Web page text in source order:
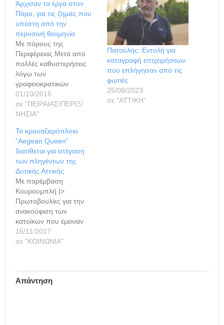
Άρχισαν τα έργα στον
Πόρο, για τις ζημιές που
υπέστη από την
περυσινή θεομηνία
Με πόρους της
Περιφέρειας Μετά από
πολλές καθυστερήσεις
λόγω των
γραφειοκρατικών
διαδικασιών άρχισαν τα
έργα για την
αποκατάσταση των
πλημμύρα του Δεκέμβρη
2014 στον Πόρο. Ο
αντιπεριφερειάρχης
επισκέφθηκε χθες το νησί
του Πόρου και
επιθεώρησε τα
συγκεκριμένα έργα τα
οποία χρηματοδοτούνται
από τον προϋπολογισμό
της Περιφέρειας Αττικής
(ίδιοι…
01/10/2016
σε "ΠΕΙΡΑΙΑΣ/ΠΕΡΙΞ/
ΝΗΣΙΑ"
Πατούλης: Εντολή για
καταγραφή επιχειρήσεων
που επλήγησαν από τις
φωτιές
25/08/2023
σε "ΑΤΤΙΚΗ"
Το κρουαζιερόπλοιο
“Aegean Queen”
διατίθεται για στέγαση
των πληγέντων της
Δυτικής Αττικής
Με παρέμβαση
Κουρουμπλή |>
Πρωτοβουλίες για την
ανακούφιση των
κατοίκων που έμειναν
άστεγοι στις περιοχές των
δήμων Μάνδρας,
Ναυτιλίας και Νησιωτικής
Πολιτικής. Ο υπουργός
16/11/2017
σε "ΚΟΙΝΩΝΙΑ"
Απάντηση